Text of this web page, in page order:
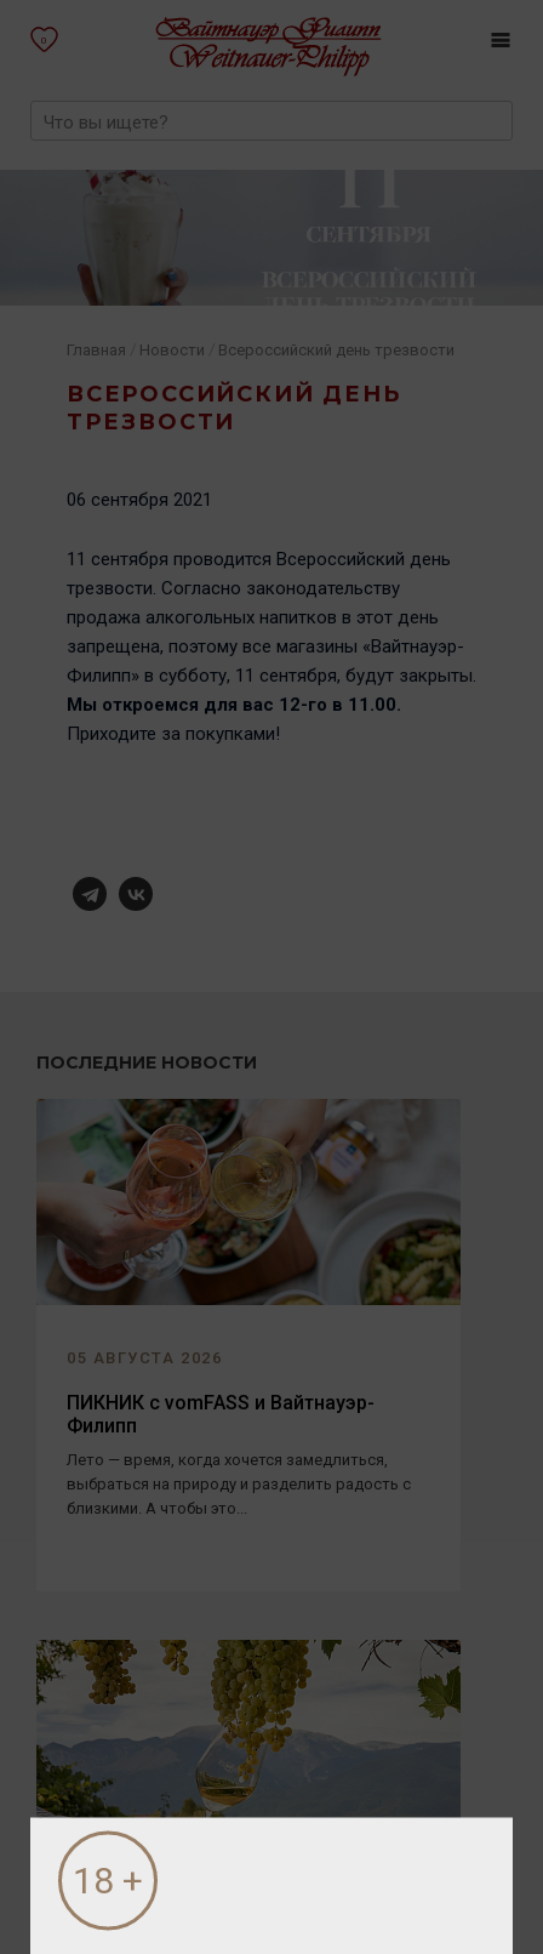
0
ВСЕРОССИЙСКИЙ ДЕНЬ
ТРЕЗВОСТИ
Главная Новости Всероссийский день трезвости
06 сентября 2021
11 сентября проводится Всероссийский день
трезвости. Согласно законодательству
продажа алкогольных напитков в этот день
запрещена, поэтому все магазины «Вайтнауэр-
Филипп» в субботу, 11 сентября, будут закрыты.
Мы откроемся для вас 12-го в 11.00.
Приходите за покупками!
ПОСЛЕДНИЕ НОВОСТИ
05 АВГУСТА 2026
ПИКНИК с vomFASS и Вайтнауэр-
Филипп
Лето — время, когда хочется замедлиться,
выбраться на природу и разделить радость с
близкими. А чтобы это...
03 АВГУСТА 2026